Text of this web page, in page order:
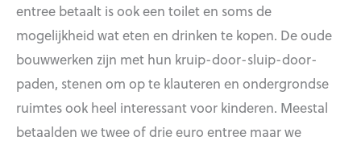
entree betaalt is ook een toilet en soms de
mogelijkheid wat eten en drinken te kopen. De oude
bouwwerken zijn met hun kruip-door-sluip-door-
paden, stenen om op te klauteren en ondergrondse
ruimtes ook heel interessant voor kinderen. Meestal
betaalden we twee of drie euro entree maar we